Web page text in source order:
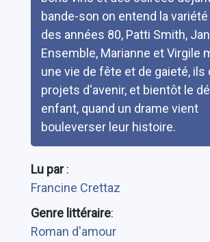
bande-son on entend la
des années 80, Patti Smith,
Ensemble, Marianne et Virgile
une vie de fête et de gaieté, ils
projets d'avenir, et bientôt le
enfant, quand un drame vient
bouleverser leur histoire.
Lu par:
Francine Crettaz
Genre littéraire:
Roman d'amour